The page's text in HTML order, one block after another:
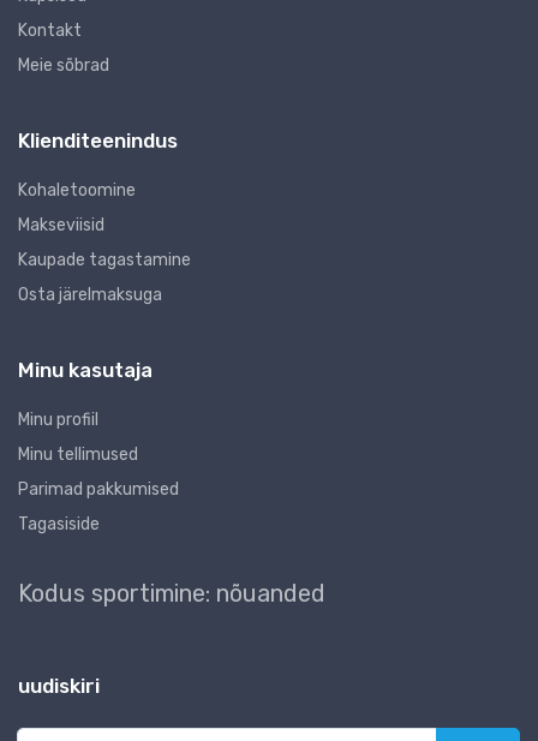
Kontakt
Meie sõbrad
Klienditeenindus
Kohaletoomine
Makseviisid
Kaupade tagastamine
Osta järelmaksuga
Minu kasutaja
Minu profiil
Minu tellimused
Parimad pakkumised
Tagasiside
Kodus sportimine: nõuanded
uudiskiri